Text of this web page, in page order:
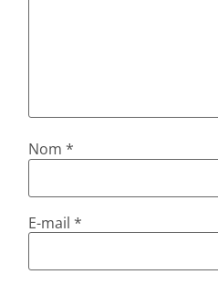
Nom*
E-mail*